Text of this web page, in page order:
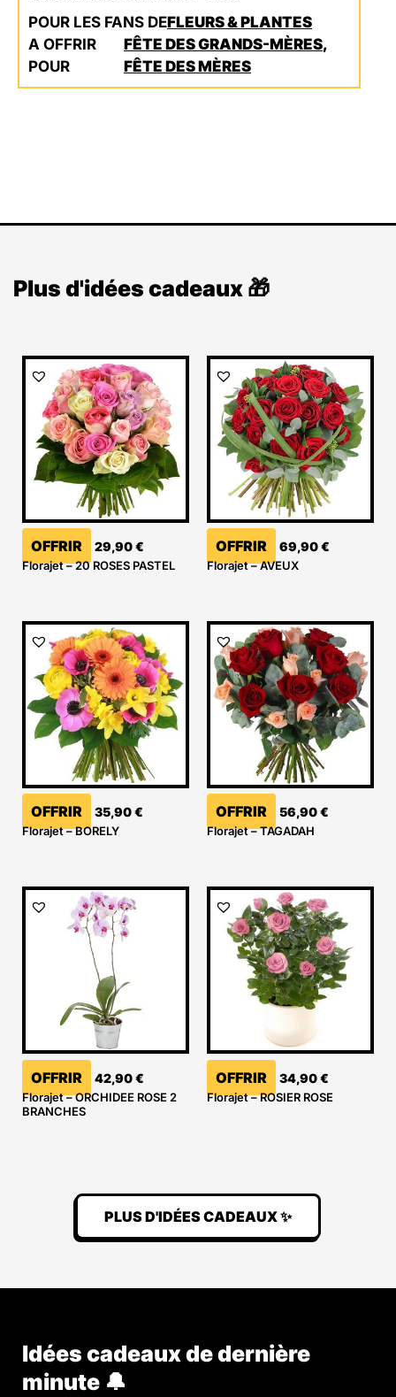
POUR LES FANS DEFLEURS & PLANTES
A OFFRIR
POUR
FÊTE DES GRANDS-MÈRES,
FÊTE DES MÈRES
Plus d'idées cadeaux 🎁
OFFRIR 29,90€
Florajet – 20 ROSES PASTEL
OFFRIR 69,90€
Florajet – AVEUX
OFFRIR 35,90€
Florajet – BORELY
OFFRIR 56,90€
Florajet – TAGADAH
OFFRIR 42,90€
Florajet – ORCHIDEE ROSE 2
BRANCHES
OFFRIR 34,90€
Florajet – ROSIER ROSE
PLUS D'IDÉES CADEAUX ✨
Idées cadeaux de dernière
minute 🔔